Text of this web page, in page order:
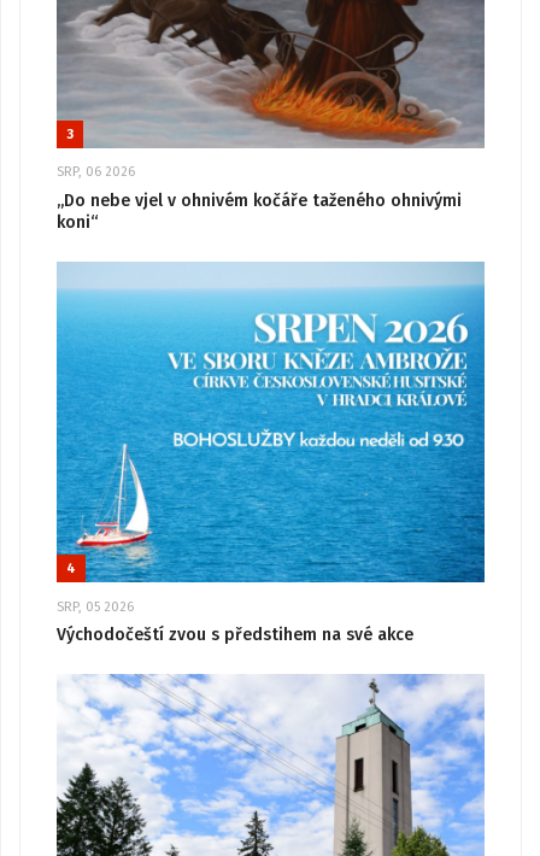
3
SRP, 06 2026
„Do nebe vjel v ohnivém kočáře taženého ohnivými
koni“
4
SRP, 05 2026
Východočeští zvou s předstihem na své akce